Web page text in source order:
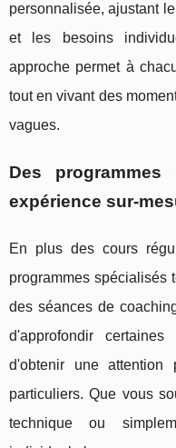
personnalisée, ajustant
et les besoins
approche permet à
tout en vivant des
vagues.
Des
expérience sur-
En plus des cours
programmes spécialisés
des séances de
d'approfondir
d'obtenir une attention
particuliers. Que vous
technique ou